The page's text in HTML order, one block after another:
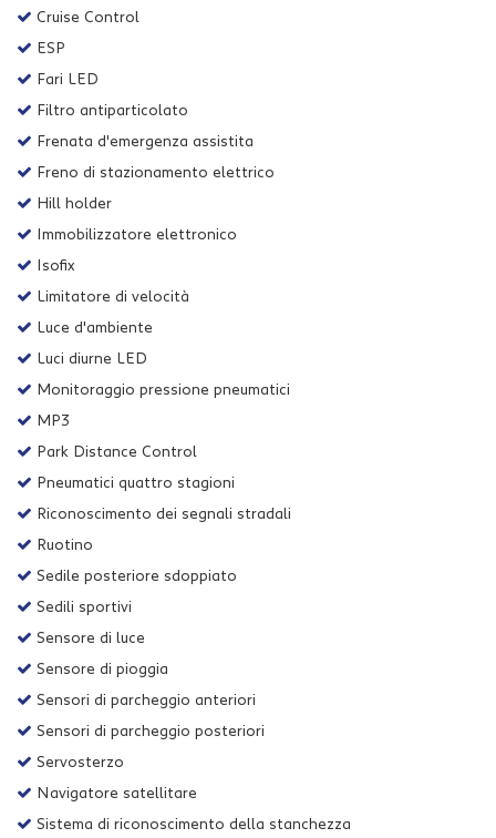
Cruise Control
ESP
Fari LED
Filtro antiparticolato
Frenata d'emergenza assistita
Freno di stazionamento elettrico
Hill holder
Immobilizzatore elettronico
Isofix
Limitatore di velocità
Luce d'ambiente
Luci diurne LED
Monitoraggio pressione pneumatici
MP3
Park Distance Control
Pneumatici quattro stagioni
Riconoscimento dei segnali stradali
Ruotino
Sedile posteriore sdoppiato
Sedili sportivi
Sensore di luce
Sensore di pioggia
Sensori di parcheggio anteriori
Sensori di parcheggio posteriori
Servosterzo
Navigatore satellitare
Sistema di riconoscimento della stanchezza